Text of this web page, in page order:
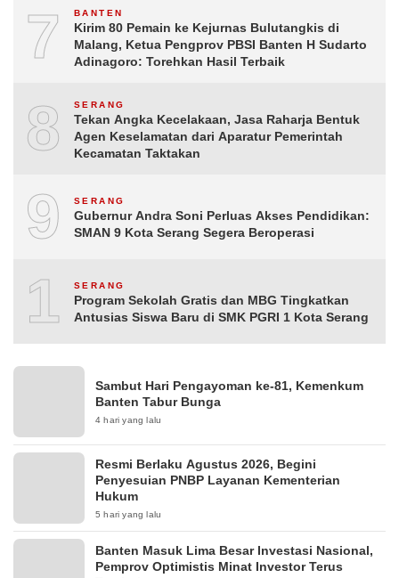
7 BANTEN
Kirim 80 Pemain ke Kejurnas Bulutangkis di
Malang, Ketua Pengprov PBSI Banten H Sudarto
Adinagoro: Torehkan Hasil Terbaik
8 SERANG
Tekan Angka Kecelakaan, Jasa Raharja Bentuk
Agen Keselamatan dari Aparatur Pemerintah
Kecamatan Taktakan
9 SERANG
Gubernur Andra Soni Perluas Akses Pendidikan:
SMAN 9 Kota Serang Segera Beroperasi
10SERANG
Program Sekolah Gratis dan MBG Tingkatkan
Antusias Siswa Baru di SMK PGRI 1 Kota Serang
Sambut Hari Pengayoman ke-81, Kemenkum
Banten Tabur Bunga
4 hari yang lalu
Resmi Berlaku Agustus 2026, Begini
Penyesuian PNBP Layanan Kementerian
Hukum
5 hari yang lalu
Banten Masuk Lima Besar Investasi Nasional,
Pemprov Optimistis Minat Investor Terus